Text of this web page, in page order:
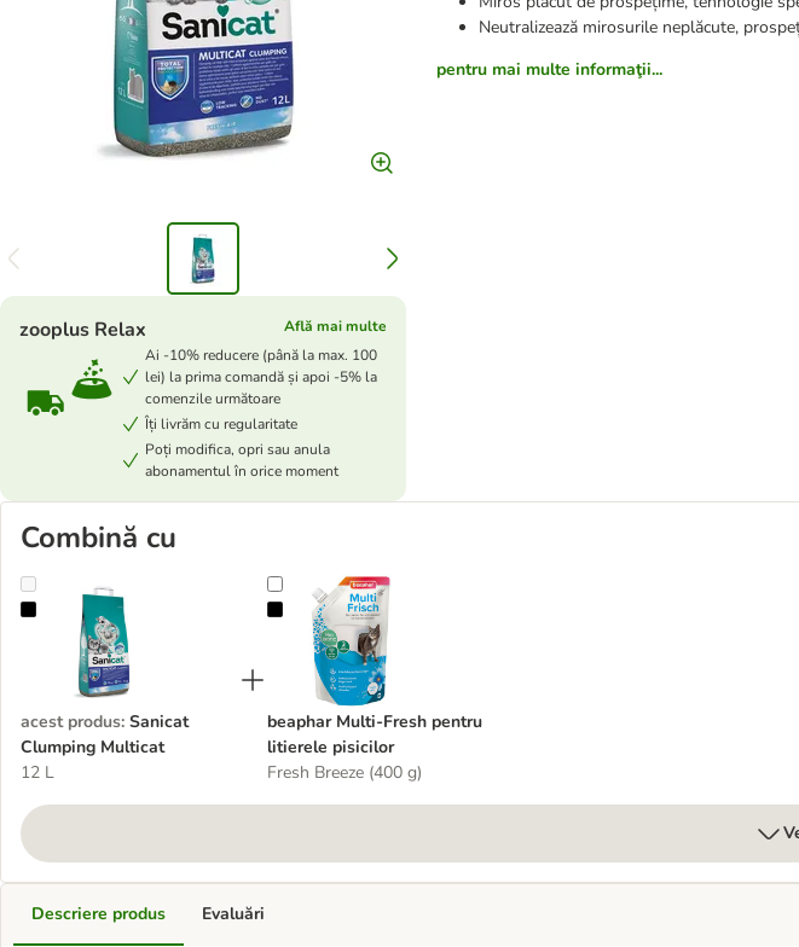
Neutralizează mirosurile neplăcute,
pentru mai multe informaţii...
zooplus Relax
Află mai multe
Ai -10% reducere (până la max. 100
lei) la prima comandă și apoi -5% la
comenzile următoare
Îți livrăm cu regularitate
Poți modifica, opri sau anula
abonamentul în orice moment
Combină cu
Sanicat Clumping Multicat
acest produs: Sanicat
Clumping Multicat
12 L
beaphar Multi-Fresh pentru litierele pisicilor
beaphar Multi-Fresh pentru
litierele pisicilor
Fresh Breeze (400 g)
Descriere produs Evaluări